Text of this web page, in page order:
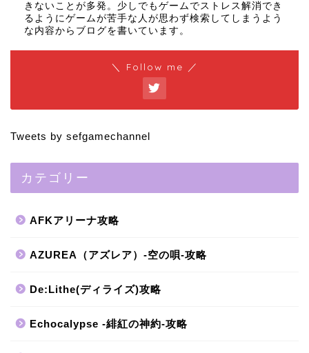
きないことが多発。少しでもゲームでストレス解消でき
るようにゲームが苦手な人が思わず検索してしまうよう
な内容からブログを書いています。
＼ Follow me ／
Tweets by sefgamechannel
カテゴリー
AFKアリーナ攻略
AZUREA（アズレア）-空の唄-攻略
De:Lithe(ディライズ)攻略
Echocalypse -緋紅の神約-攻略